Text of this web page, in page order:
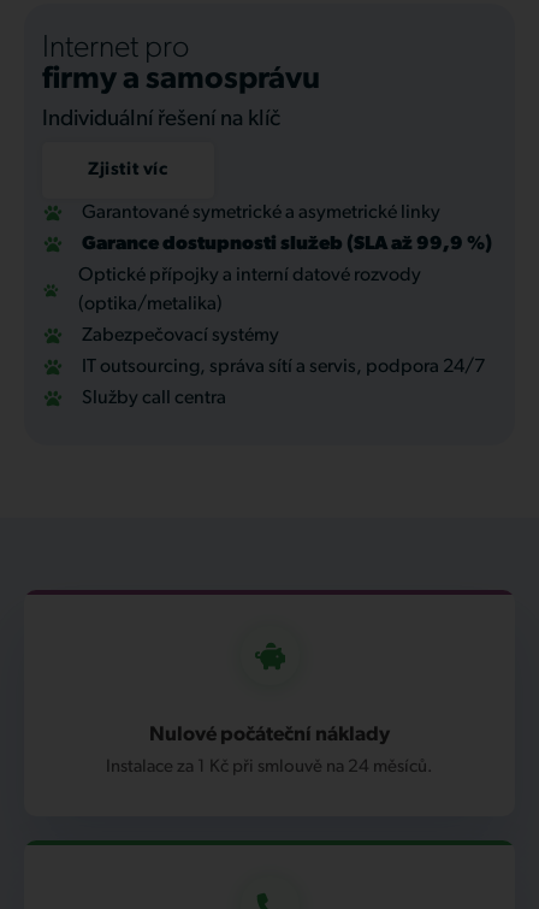
Internet pro
firmy a samosprávu
Individuální řešení na klíč
Zjistit víc
Garantované symetrické a asymetrické linky
Garance dostupnosti služeb (SLA až 99,9 %)
Optické přípojky a interní datové rozvody
(optika/metalika)
Zabezpečovací systémy
IT outsourcing, správa sítí a servis, podpora 24/7
Služby call centra
Nulové počáteční náklady
Instalace za 1 Kč při smlouvě na 24 měsíců.